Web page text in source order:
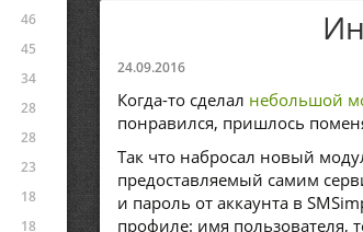
24.09.2016
Когда-то сделал небольшой
понравился, пришлось
Так что набросал новый
предоставляемый самим
и пароль от аккаунта в
профиле: имя пользователя,
46
45
34
28
28
23
18
18